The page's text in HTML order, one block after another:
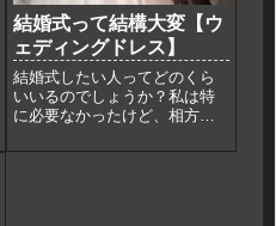
結婚式って結構大変【ウ
ェディングドレス】
結婚式したい人ってどのくら
いいるのでしょうか？私は特
に必要なかったけど、相方は
くない規模ですが、やりまし